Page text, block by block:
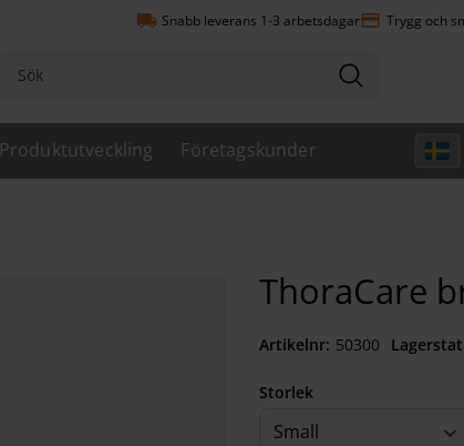
local_shipping Snabb leverans 1-3 arbetsdagarpayment Trygg och
Produktutveckling Företagskunder
ThoraCare
Storlek
Small
Artikelnr 503000940